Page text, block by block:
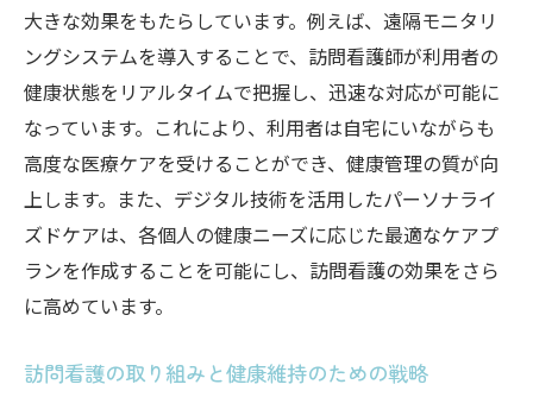
訪問看護で活用される最新技術の概要
最新技術が訪問看護に与える安心感
訪問看護における技術革新と安心の関係
最新技術が訪問看護にもたらす変化
訪問看護での技術活用による安心向上の事
例
技術の進化が訪問看護に与える安心への影
訪問看護の資料が示す信頼の根拠
大きな効果をもたらしています。例えば、遠隔モニタリ
ングシステムを導入することで、訪問看護師が利用者の
健康状態をリアルタイムで把握し、迅速な対応が可能に
なっています。これにより、利用者は自宅にいながらも
高度な医療ケアを受けることができ、健康管理の質が向
上します。また、デジタル技術を活用したパーソナライ
ズドケアは、各個人の健康ニーズに応じた最適なケアプ
ランを作成することを可能にし、訪問看護の効果をさら
に高めています。
訪問看護の取り組みと健康維持のための戦略